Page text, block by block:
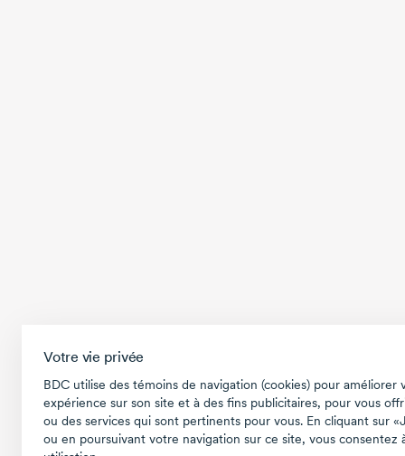
Votre vie privée
BDC utilise des témoins de navigation (cookies) pour améliorer
expérience sur son site et à des fins publicitaires, pour vous
ou des services qui sont pertinents pour vous. En cliquant sur
ou en poursuivant votre navigation sur ce site, vous consentez